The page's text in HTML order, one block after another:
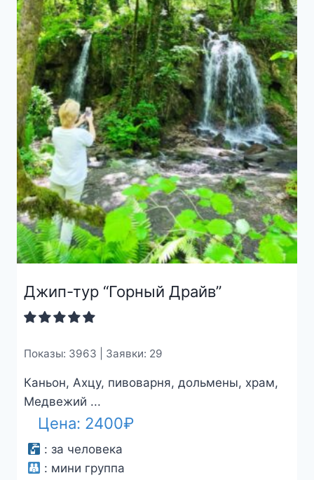
Джип-тур “Горный Драйв”
Показы: 3963 | Заявки: 29
Каньон, Ахцу, пивоварня, дольмены, храм,
Медвежий ...
Цена: 2400₽
: за человека
: мини группа